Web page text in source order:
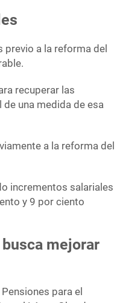
a la reforma del
recuperar las
una medida de esa
a la reforma del
incrementos salariales
y 9 por ciento
mejorar
para el